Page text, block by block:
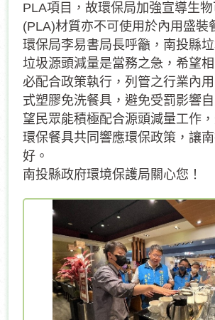
PLA項目，故環保局加強宣導生
(PLA)材質亦不可使用於內用盛裝
環保局李易書局長呼籲，南投縣垃
垃圾源頭減量是當務之急，希望
必配合政策執行，列管之行業內
式塑膠免洗餐具，避免受罰影響
望民眾能積極配合源頭減量工作
環保餐具共同響應環保政策，讓
好。
南投縣政府環境保護局關心您！